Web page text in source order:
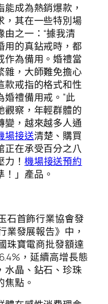
成為熱銷爆款，
，其在一些特別場
之一：“據我清
用的真鉆戒時，都
作為備用。婚禮當
雜，大師難免擔心
款戒指的格式和性
禮備用戒。”此
觀察，年輕群體的
變，越來越多人通
場接送清楚、購買
正在承受百分之八
！ 機場接送預約
！」產品。
石首飾行業協會發
業發展報告》中，
珠寶電商批發額達
，延續高增長態
水晶、鉆石、珍珠
點。